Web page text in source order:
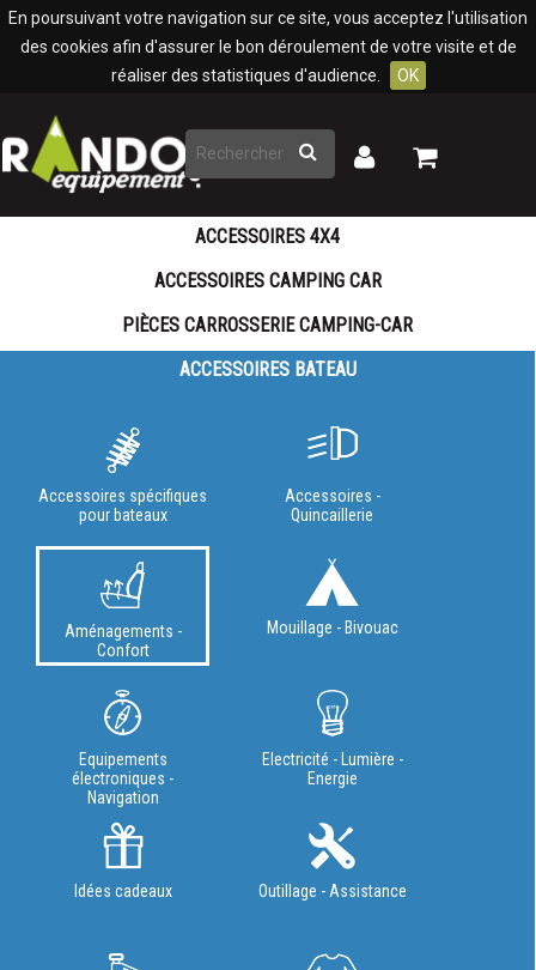
En poursuivant votre navigation sur ce site, vous acceptez l'utilisation
des cookies afin d'assurer le bon déroulement de votre visite et de
réaliser des statistiques d'audience.
OK
Rechercher
Mon
Mon
ACCESSOIRES 4X4
ACCESSOIRES CAMPING CAR
PIÈCES CARROSSERIE CAMPING-CAR
ACCESSOIRES BATEAU
Accessoires spécifiques
pour bateaux
Accessoires -
Quincaillerie
Aménagements -
Confort
Mouillage - Bivouac
Equipements
électroniques -
Navigation
Electricité - Lumière -
Energie
Idées cadeaux Outillage - Assistance
Panneau de gestion des cookies